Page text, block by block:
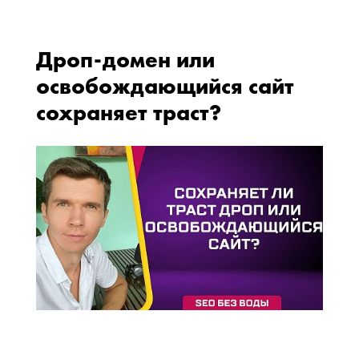
Дроп-домен или
освобождающийся сайт
сохраняет траст?